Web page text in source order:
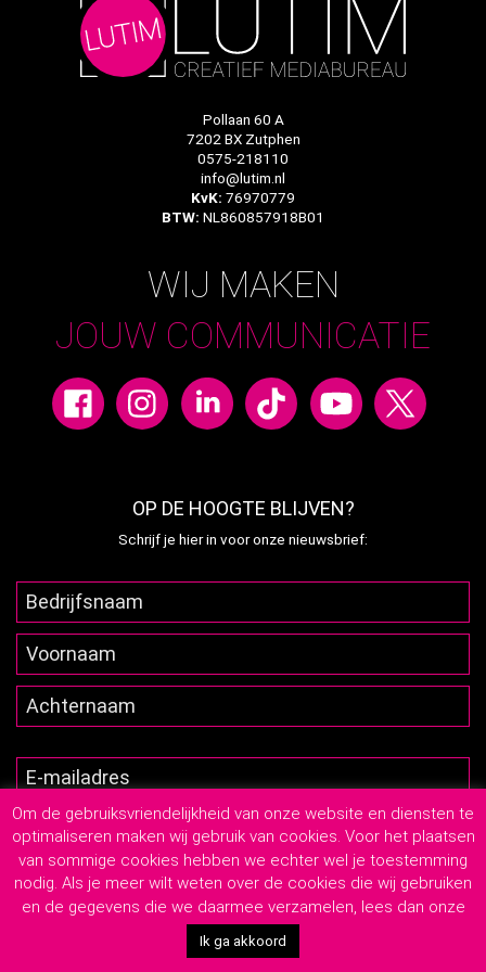
Pollaan 60 A
7202 BX Zutphen
0575-218110
info@lutim.nl
KvK: 76970779
BTW: NL860857918B01
WIJ MAKEN
JOUW COMMUNICATIE
OP DE HOOGTE BLIJVEN?
Schrijf je hier in voor onze nieuwsbrief:
2026 © Lutim Creatief Mediabureau - Privacyverklaring -
Algemene Leveringsvoorwaarden
Om de gebruiksvriendelijkheid van onze website en diensten te
optimaliseren maken wij gebruik van cookies. Voor het plaatsen
van sommige cookies hebben we echter wel je toestemming
nodig. Als je meer wilt weten over de cookies die wij gebruiken
en de gegevens die we daarmee verzamelen, lees dan onze
Ik ga akkoord